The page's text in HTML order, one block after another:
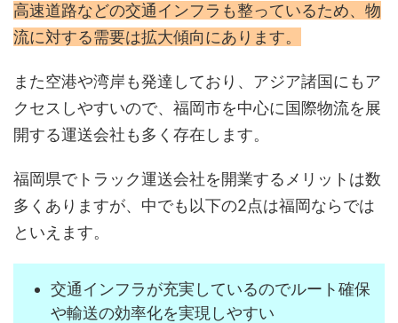
高速道路などの交通インフラも整っているため、物
流に対する需要は拡大傾向にあります。
また空港や湾岸も発達しており、アジア諸国にもア
クセスしやすいので、福岡市を中心に国際物流を展
開する運送会社も多く存在します。
福岡県でトラック運送会社を開業するメリットは数
多くありますが、中でも以下の2点は福岡ならでは
といえます。
交通インフラが充実しているのでルート確保
や輸送の効率化を実現しやすい